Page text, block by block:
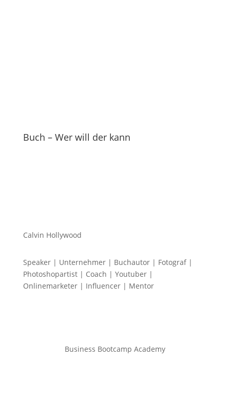
Buch – Wer will der kann
Calvin Hollywood
Speaker | Unternehmer | Buchautor | Fotograf |
Photoshopartist | Coach | Youtuber |
Onlinemarketer | Influencer | Mentor
Business Bootcamp Academy